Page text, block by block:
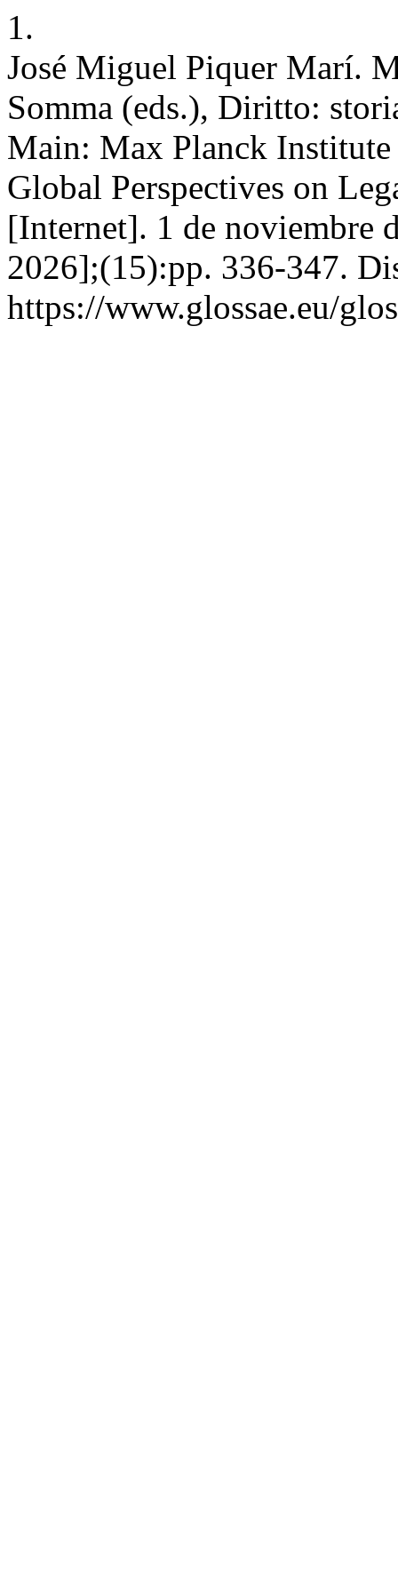
1.
José Miguel Piquer Marí.
Somma (eds.), Diritto:
Main: Max Planck
Global Perspectives on
[Internet]. 1 de noviembre
2026];(15):pp. 336-347.
https://www.glossae.eu/